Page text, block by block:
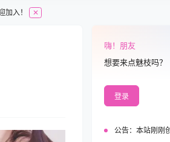
加入！ ✕
嗨！朋友
想要来点魅枝吗？
登录
公告： 本站刚刚创建